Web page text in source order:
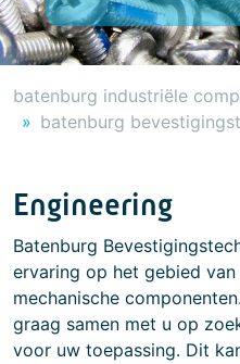
batenburg industriële
batenburg
Engineering
Batenburg
ervaring op het gebied
mechanische
graag samen met u op
voor uw toepassing. Dit